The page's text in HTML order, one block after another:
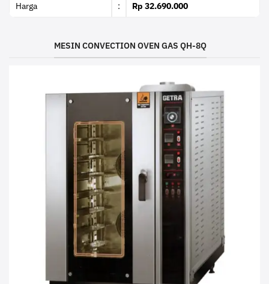
Harga : Rp 32.690.000
MESIN CONVECTION OVEN GAS QH-8Q